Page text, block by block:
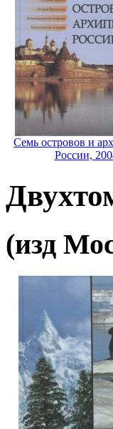
Семь островов и
России,
(изд